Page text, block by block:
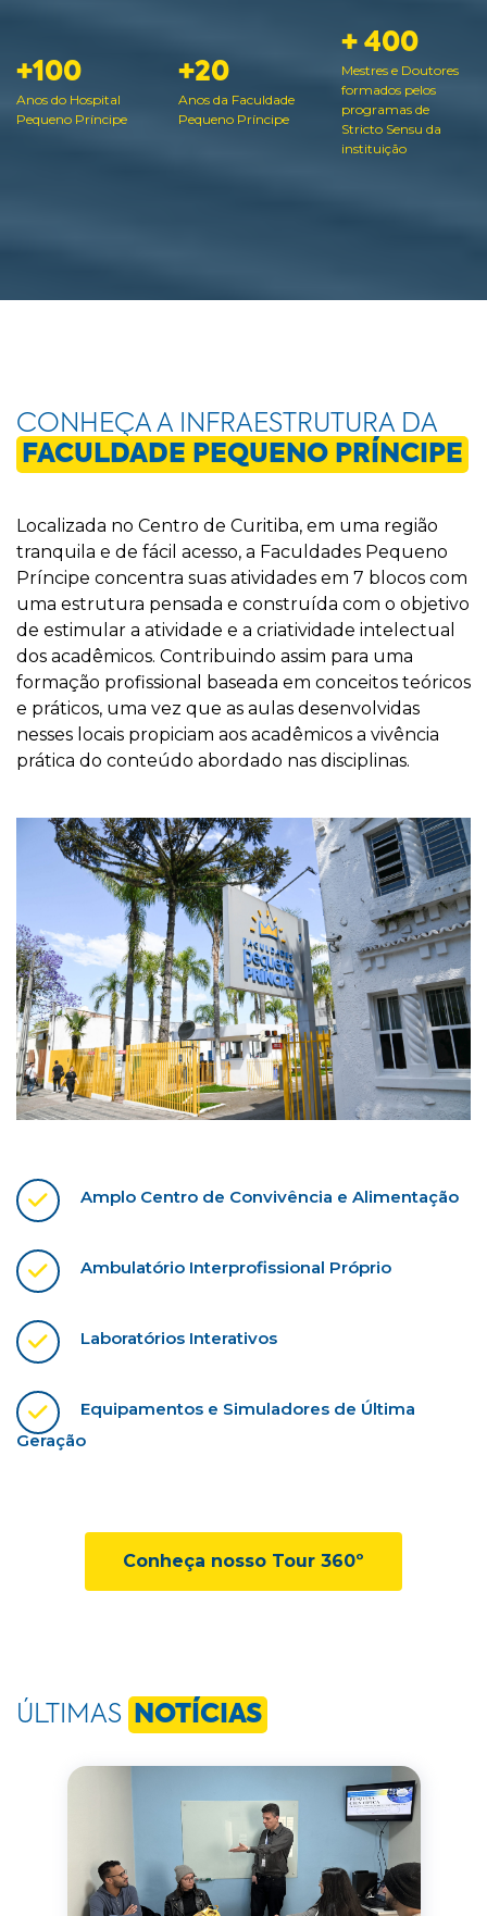
+100
Anos do Hospital
Pequeno Príncipe
+20
Anos da Faculdade
Pequeno Príncipe
+ 400
Mestres e Doutores
formados pelos
programas de
Stricto Sensu da
instituição
CONHEÇA A INFRAESTRUTURA DA
FACULDADE PEQUENO PRÍNCIPE
Localizada no Centro de Curitiba, em uma região
tranquila e de fácil acesso, a Faculdades Pequeno
Príncipe concentra suas atividades em 7 blocos com
uma estrutura pensada e construída com o objetivo
de estimular a atividade e a criatividade intelectual
dos acadêmicos. Contribuindo assim para uma
formação profissional baseada em conceitos teóricos
e práticos, uma vez que as aulas desenvolvidas
nesses locais propiciam aos acadêmicos a vivência
prática do conteúdo abordado nas disciplinas.
Amplo Centro de Convivência e Alimentação
Ambulatório Interprofissional Próprio
Laboratórios Interativos
Equipamentos e Simuladores de Última
Geração
Conheça nosso Tour 360º
ÚLTIMAS NOTÍCIAS